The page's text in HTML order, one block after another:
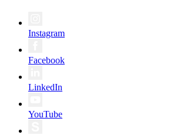
Instagram
Facebook
LinkedIn
YouTube